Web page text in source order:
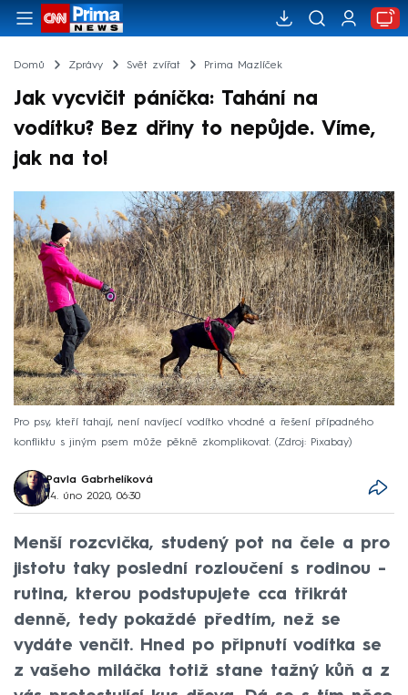
Domů Zprávy Svět zvířat Prima Mazlíček
Jak vycvičit páníčka: Tahání na
vodítku? Bez dřiny to nepůjde. Víme,
jak na to!
Pro psy, kteří tahají, není navíjecí vodítko vhodné a řešení případného
konfliktu s jiným psem může pěkně zkomplikovat.
Zdroj: Pixabay
Pavla Gabrhelíková
14. úno 2020, 06:30
Menší rozcvička, studený pot na čele a pro
jistotu taky poslední rozloučení s rodinou -
rutina, kterou podstupujete cca třikrát
denně, tedy pokaždé předtím, než se
vydáte venčit. Hned po připnutí vodítka se
z vašeho miláčka totiž stane tažný kůň a z